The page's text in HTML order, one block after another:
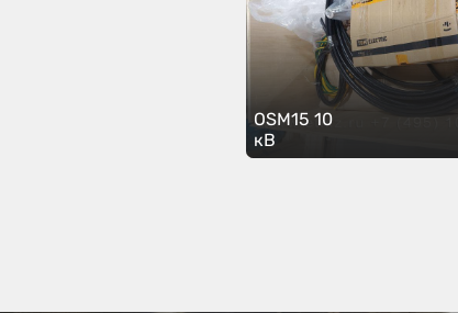
OSM15 10
кВ